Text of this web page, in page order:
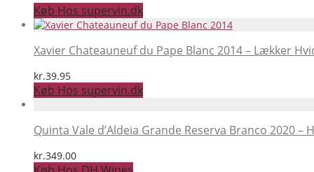
Køb Hos supervin.dk
Xavier Chateauneuf du Pape Blanc 2014 – Lækker
kr.39.95
Køb Hos supervin.dk
Quinta Vale d’Aldeia Grande Reserva Branco 2020 –
kr.349.00